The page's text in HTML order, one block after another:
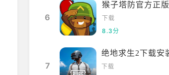
6
猴子塔防官方正版
下载
8.3分
7
下载